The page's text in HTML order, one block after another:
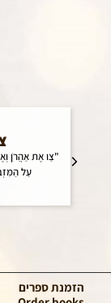
"צַו אֶת אַהֲרֹן
עַל
הזמנת ספרים